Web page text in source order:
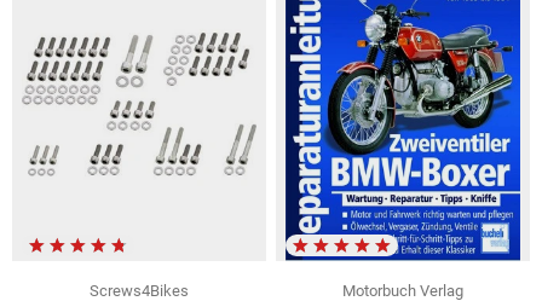
Screws4Bikes
Motorbuch Verlag